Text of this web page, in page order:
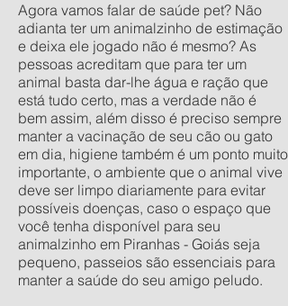
Agora vamos falar de saúde pet? Não
adianta ter um animalzinho de estimação
e deixa ele jogado não é mesmo? As
pessoas acreditam que para ter um
animal basta dar-lhe água e ração que
está tudo certo, mas a verdade não é
bem assim, além disso é preciso sempre
manter a vacinação de seu cão ou gato
em dia, higiene também é um ponto muito
importante, o ambiente que o animal vive
deve ser limpo diariamente para evitar
possíveis doenças, caso o espaço que
você tenha disponível para seu
animalzinho em Piranhas - Goiás seja
pequeno, passeios são essenciais para
manter a saúde do seu amigo peludo.